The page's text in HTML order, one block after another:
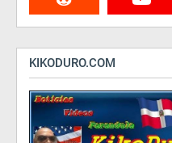
KIKODURO.COM